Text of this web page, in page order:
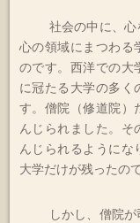
社会の中に、
心の領域にまつわる
のです。西洋での大
に冠たる大学の多く
す。僧院（修道院）
んじられました。そ
んじられるようにな
大学だけが残ったの
しかし、僧院